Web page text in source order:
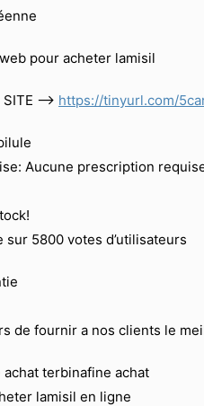
pour acheter lamisil
SITE —> https://tinyurl.com/
Aucune prescription
sur 5800 votes d’utilisateurs
de fournir a nos clients le
terbinafine achat
lamisil en ligne